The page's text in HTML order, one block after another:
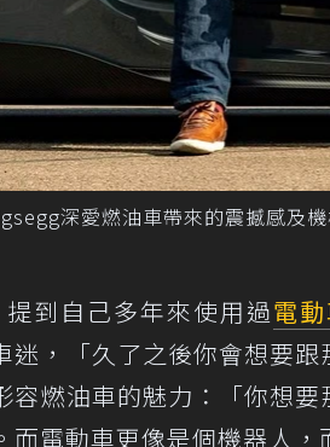
深愛燃油車帶來的震撼感及
到自己多年來使用過電
迷，「久了之後你會想要
容燃油車的魅力：「你想
而電動車更像是個機器人，